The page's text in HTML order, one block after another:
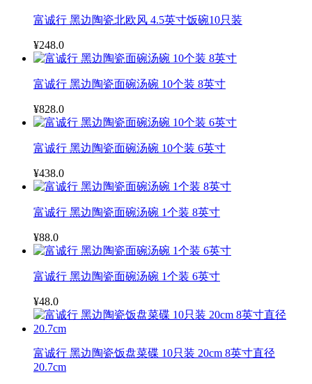
富诚行 黑边陶瓷北欧风 4.5英寸饭碗10只装
¥248.0
富诚行 黑边陶瓷面碗汤碗 10个装 8英寸
¥828.0
富诚行 黑边陶瓷面碗汤碗 10个装 6英寸
¥438.0
富诚行 黑边陶瓷面碗汤碗 1个装 8英寸
¥88.0
富诚行 黑边陶瓷面碗汤碗 1个装 6英寸
¥48.0
富诚行 黑边陶瓷饭盘菜碟 10只装 20cm 8英寸直径
20.7cm